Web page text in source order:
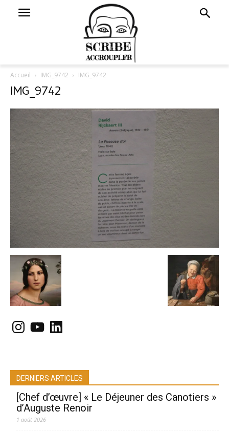
Accueil IMG_9742 IMG_9742
IMG_9742
Instagram
YouTubeLinkedIn
DERNIERS ARTICLES
[Chef d’œuvre] « Le Déjeuner des Canotiers »
d’Auguste Renoir
1 août 2026